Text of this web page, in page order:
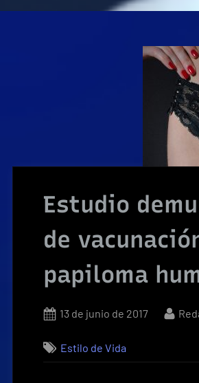
Estudio
de
papiloma
Posted
13 de junio de 2017 By
Estilo de Vida